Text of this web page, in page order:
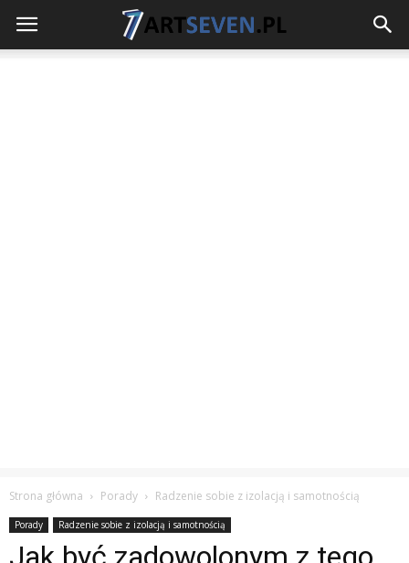
Strona główna Porady Radzenie sobie z izolacją i samotnością
Porady Radzenie sobie z izolacją i samotnością